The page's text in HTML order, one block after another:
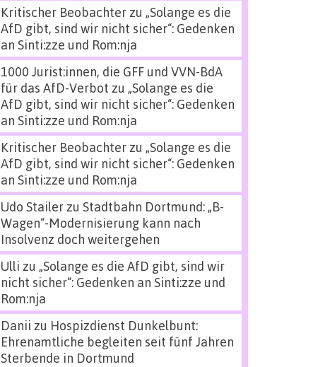
Kritischer Beobachterzu „Solange es die
AfD gibt, sind wir nicht sicher“: Gedenken
an Sinti:zze und Rom:nja
1000 Jurist:innen, die GFF und VVN-BdA
für das AfD-Verbot zu „Solange es die
AfD gibt, sind wir nicht sicher“: Gedenken
an Sinti:zze und Rom:nja
Kritischer Beobachterzu „Solange es die
AfD gibt, sind wir nicht sicher“: Gedenken
an Sinti:zze und Rom:nja
Udo Stailerzu Stadtbahn Dortmund: „B-
Wagen“-Modernisierung kann nach
Insolvenz doch weitergehen
Ulli zu „Solange es die AfD gibt, sind wir
nicht sicher“: Gedenken an Sinti:zze und
Rom:nja
Danii zu Hospizdienst Dunkelbunt:
Ehrenamtliche begleiten seit fünf Jahren
Sterbende in Dortmund